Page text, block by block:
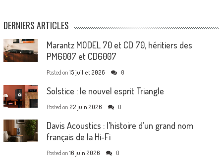
DERNIERS ARTICLES
Marantz MODEL 70 et CD 70, héritiers des
PM6007 et CD6007
Posted on 15 juillet 2026 0
Solstice : le nouvel esprit Triangle
Posted on 22 juin 2026 0
Davis Acoustics : l’histoire d’un grand nom
français de la Hi-Fi
Posted on 16 juin 2026 0